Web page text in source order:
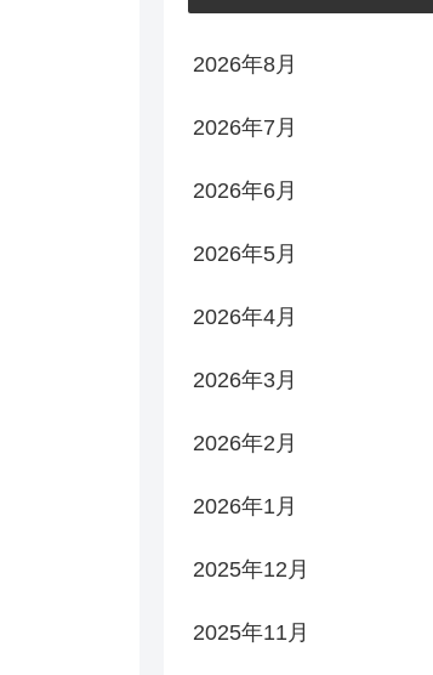
2026年8月
2026年7月
2026年6月
2026年5月
2026年4月
2026年3月
2026年2月
2026年1月
2025年12月
2025年11月